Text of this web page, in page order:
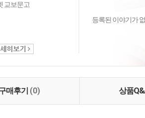
교보문고
등록된 이야기가
매후기 (0) 상품